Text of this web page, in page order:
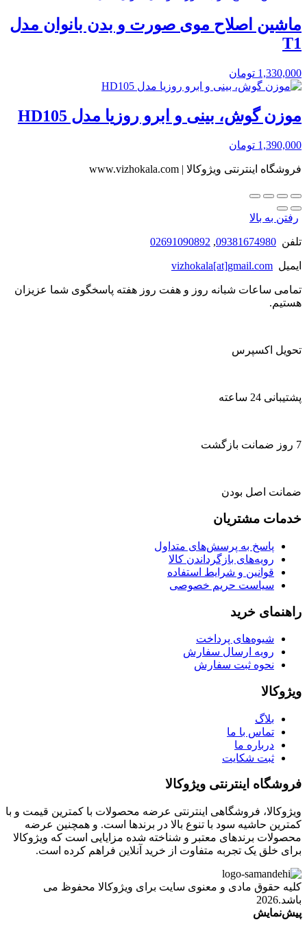
ماشین اصلاح موی صورت و بدن بانوان مدل
T1
1,330,000 تومان
موزن گوش، بینی و ابرو روزیا مدل HD105
1,390,000 تومان
فروشگاه اینترنتی ویژوکالا | www.vizhokala.com
رفتن به بالا
تلفن 09381674980
,
02691090892
ایمیل vizhokala[at]gmail.com
تمامی ساعات شبانه روز و هفت روز هفته پاسخگوی شما عزیزان
هستیم.
تحویل اکسپرس
پشتیبانی 24 ساعته
7 روز ضمانت بازگشت
ضمانت اصل بودن
خدمات مشتریان
پاسخ به پرسش‌های متداول
رویه‌های بازگرداندن کالا
قوانین و شرایط استفاده
سیاست حریم خصوصی
راهنمای خرید
شیوه‌های پرداخت
رویه ارسال سفارش
نحوه ثبت سفارش
ویژوکالا
بلاگ
تماس با ما
درباره ما
ثبت شکایت
فروشگاه اینترنتی ویژوکالا
ویژوکالا، فروشگاهی اینترنتی عرضه محصولات با کمترین قیمت و با
کمترین حاشیه سود با تنوع بالا در برندها است. و همچنین عرضه
محصولات برندهای معتبر و شناخته شده مزایایی است که ویژوکالا
برای خلق یک تجربه متفاوت از خرید آنلاین فراهم کرده است.
کلیه حقوق مادی و معنوی سایت برای ویژوکالا محفوظ می
باشد.2026
پیش‌نمایش